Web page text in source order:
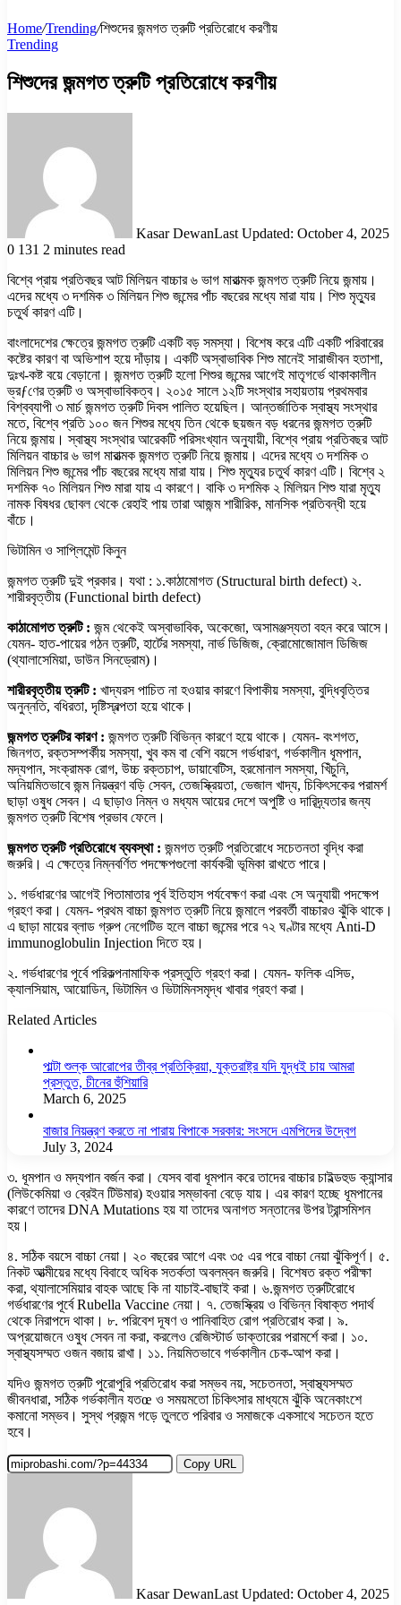
Home/Trending/শিশুদের জন্মগত ত্রুটি প্রতিরোধে করণীয়
Trending
শিশুদের জন্মগত ত্রুটি প্রতিরোধে করণীয়
Kasar DewanLast Updated: October 4, 2025
0 131 2 minutes read
বিশ্বে প্রায় প্রতিবছর আট মিলিয়ন বাচ্চার ৬ ভাগ মারাত্মক জন্মগত ত্রুটি নিয়ে জন্মায়।
এদের মধ্যে ৩ দশমিক ৩ মিলিয়ন শিশু জন্মের পাঁচ বছরের মধ্যে মারা যায়। শিশু মৃত্যুর
চতুর্থ কারণ এটি।
বাংলাদেশের ক্ষেত্রে জন্মগত ত্রুটি একটি বড় সমস্যা। বিশেষ করে এটি একটি পরিবারের
কষ্টের কারণ বা অভিশাপ হয়ে দাঁড়ায়। একটি অস্বাভাবিক শিশু মানেই সারাজীবন হতাশা,
দুঃখ-কষ্ট বয়ে বেড়ানো। জন্মগত ত্রুটি হলো শিশুর জন্মের আগেই মাতৃগর্ভে থাকাকালীন
ভ্রƒণের ত্রুটি ও অস্বাভাবিকত্ব। ২০১৫ সালে ১২টি সংস্থার সহায়তায় প্রথমবার
বিশ্বব্যাপী ৩ মার্চ জন্মগত ত্রুটি দিবস পালিত হয়েছিল। আন্তর্জাতিক স্বাস্থ্য সংস্থার
মতে, বিশ্বে প্রতি ১০০ জন শিশুর মধ্যে তিন থেকে ছয়জন বড় ধরনের জন্মগত ত্রুটি
নিয়ে জন্মায়। স্বাস্থ্য সংস্থার আরেকটি পরিসংখ্যান অনুযায়ী, বিশ্বে প্রায় প্রতিবছর আট
মিলিয়ন বাচ্চার ৬ ভাগ মারাত্মক জন্মগত ত্রুটি নিয়ে জন্মায়। এদের মধ্যে ৩ দশমিক ৩
মিলিয়ন শিশু জন্মের পাঁচ বছরের মধ্যে মারা যায়। শিশু মৃত্যুর চতুর্থ কারণ এটি। বিশ্বে ২
দশমিক ৭০ মিলিয়ন শিশু মারা যায় এ কারণে। বাকি ৩ দশমিক ২ মিলিয়ন শিশু যারা মৃত্যু
নামক বিষধর ছোবল থেকে রেহাই পায় তারা আজন্ম শারীরিক, মানসিক প্রতিবন্ধী হয়ে
বাঁচে।
ভিটামিন ও সাপ্লিমেন্ট কিনুন
জন্মগত ত্রুটি দুই প্রকার। যথা : ১.কাঠামোগত (Structural birth defect) ২.
শারীরবৃত্তীয় (Functional birth defect)
কাঠামোগত ত্রুটি : জন্ম থেকেই অস্বাভাবিক, অকেজো, অসামঞ্জস্যতা বহন করে আসে।
যেমন- হাত-পায়ের গঠন ত্রুটি, হার্টের সমস্যা, নার্ভ ডিজিজ, ক্রোমোজোমাল ডিজিজ
(থ্যালাসেমিয়া, ডাউন সিনড্রোম)।
শারীরবৃত্তীয় ত্রুটি : খাদ্যরস পাচিত না হওয়ার কারণে বিপাকীয় সমস্যা, বুদ্ধিবৃত্তির
অনুন্নতি, বধিরতা, দৃষ্টিস্বল্পতা হয়ে থাকে।
জন্মগত ত্রুটির কারণ : জন্মগত ত্রুটি বিভিন্ন কারণে হয়ে থাকে। যেমন- বংশগত,
জিনগত, রক্তসম্পর্কীয় সমস্যা, খুব কম বা বেশি বয়সে গর্ভধারণ, গর্ভকালীন ধূমপান,
মদ্যপান, সংক্রামক রোগ, উচ্চ রক্তচাপ, ডায়াবেটিস, হরমোনাল সমস্যা, খিঁচুনি,
অনিয়মিতভাবে জন্ম নিয়ন্ত্রণ বড়ি সেবন, তেজস্ক্রিয়তা, ভেজাল খাদ্য, চিকিৎসকের পরামর্শ
ছাড়া ওষুধ সেবন। এ ছাড়াও নিম্ন ও মধ্যম আয়ের দেশে অপুষ্টি ও দারিদ্র্যতার জন্য
জন্মগত ত্রুটি বিশেষ প্রভাব ফেলে।
জন্মগত ত্রুটি প্রতিরোধে ব্যবস্থা : জন্মগত ত্রুটি প্রতিরোধে সচেতনতা বৃদ্ধি করা
জরুরি। এ ক্ষেত্রে নিম্নবর্ণিত পদক্ষেপগুলো কার্যকরী ভূমিকা রাখতে পারে।
১. গর্ভধারণের আগেই পিতামাতার পূর্ব ইতিহাস পর্যবেক্ষণ করা এবং সে অনুযায়ী পদক্ষেপ
গ্রহণ করা। যেমন- প্রথম বাচ্চা জন্মগত ত্রুটি নিয়ে জন্মালে পরবর্তী বাচ্চারও ঝুঁকি থাকে।
এ ছাড়া মায়ের ব্লাড গ্রুপ নেগেটিভ হলে বাচ্চা জন্মের পরে ৭২ ঘণ্টার মধ্যে Anti-D
immunoglobulin Injection দিতে হয়।
২. গর্ভধারণের পূর্বে পরিকল্পনামাফিক প্রস্তুতি গ্রহণ করা। যেমন- ফলিক এসিড,
ক্যালসিয়াম, আয়োডিন, ভিটামিন ও ভিটামিনসমৃদ্ধ খাবার গ্রহণ করা।
Related Articles
পাল্টা শুল্ক আরোপের তীব্র প্রতিক্রিয়া, যুক্তরাষ্ট্র যদি যুদ্ধই চায় আমরা
প্রস্তুত, চীনের হুঁশিয়ারি
March 6, 2025
বাজার নিয়ন্ত্রণ করতে না পারায় বিপাকে সরকার: সংসদে এমপিদের উদ্বেগ
July 3, 2024
৩. ধূমপান ও মদ্যপান বর্জন করা। যেসব বাবা ধূমপান করে তাদের বাচ্চার চাইল্ডহুড ক্যান্সার
(লিউকেমিয়া ও ব্রেইন টিউমার) হওয়ার সম্ভাবনা বেড়ে যায়। এর কারণ হচ্ছে ধূমপানের
কারণে তাদের DNA Mutations হয় যা তাদের অনাগত সন্তানের উপর ট্রান্সমিশন
হয়।
৪. সঠিক বয়সে বাচ্চা নেয়া। ২০ বছরের আগে এবং ৩৫ এর পরে বাচ্চা নেয়া ঝুঁকিপূর্ণ। ৫.
নিকট আত্মীয়ের মধ্যে বিবাহে অধিক সতর্কতা অবলম্বন জরুরি। বিশেষত রক্ত পরীক্ষা
করা, থ্যালাসেমিয়ার বাহক আছে কি না যাচাই-বাছাই করা। ৬.জন্মগত ত্রুটিরোধে
গর্ভধারণের পূর্বে Rubella Vaccine নেয়া। ৭. তেজস্ক্রিয় ও বিভিন্ন বিষাক্ত পদার্থ
থেকে নিরাপদে থাকা। ৮. পরিবেশ দূষণ ও পানিবাহিত রোগ প্রতিরোধ করা। ৯.
অপ্রয়োজনে ওষুধ সেবন না করা, করলেও রেজিস্টার্ড ডাক্তারের পরামর্শে করা। ১০.
স্বাস্থ্যসম্মত ওজন বজায় রাখা। ১১. নিয়মিতভাবে গর্ভকালীন চেক-আপ করা।
যদিও জন্মগত ত্রুটি পুরোপুরি প্রতিরোধ করা সম্ভব নয়, সচেতনতা, স্বাস্থ্যসম্মত
জীবনধারা, সঠিক গর্ভকালীন যতœ ও সময়মতো চিকিৎসার মাধ্যমে ঝুঁকি অনেকাংশে
কমানো সম্ভব। সুস্থ প্রজন্ম গড়ে তুলতে পরিবার ও সমাজকে একসাথে সচেতন হতে
হবে।
Copy URL
Kasar DewanLast Updated: October 4, 2025